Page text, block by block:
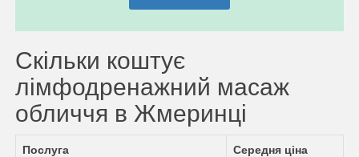
Скільки коштує
лімфодренажний масаж
обличчя в Жмеринці
Послуга Середня ціна